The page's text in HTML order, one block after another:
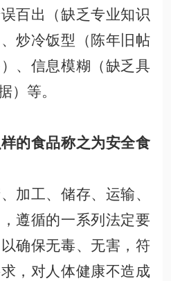
百出（缺乏专业知识
炒冷饭型（陈年旧帖
、信息模糊（缺乏具
）等。
的食品称之为安全食
、加工、储存、运输、
遵循的一系列法定要
确保无毒、无害，符
，对人体健康不造成